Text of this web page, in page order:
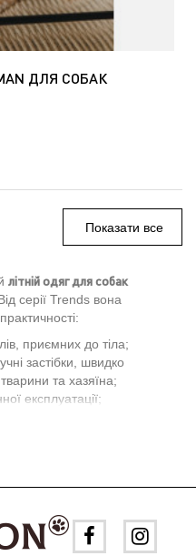
ДЛЯ СОБАК
Показати все
літній одяг для собак
серії Trends вона
приємних до тіла;
застібки, швидко
та хазяїна;
експлуатації;
і не ховатися у тінь;
за ними: рідше